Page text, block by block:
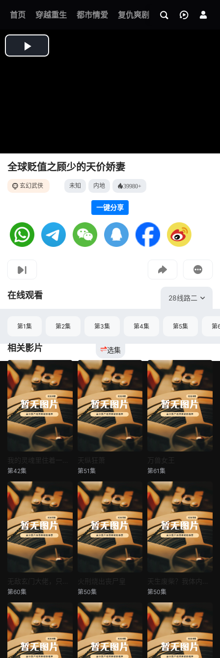
首页 穿越重生 都市情爱 复仇爽剧 玄幻武侠 奇幻
我的观影记录
全球贬值之顾少的天价娇妻
玄幻武侠 未知 内地 39980+
一键分享
视频报错
如果是遇到无法播放请提交反馈
教程：把手机影片投到电视上播放
在线观看 28线路二
选集
第1集 第2集 第3集 第4集 第5集 第
相关影片
我的灵魂里住着一条龙
第42集
天纵狂萧
天纵狂萧
第51集
万兽女王
万兽女王
第61集
无敌玄门大佬，只听姐姐的话
第60集
火刑烧出丧尸皇
第50集 第50集